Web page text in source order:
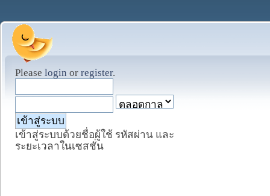
Please login or register.
เข้าสู่ระบบด้วยชื่อผู้ใช้ รหัสผ่าน และ
ระยะเวลาในเซสชั่น